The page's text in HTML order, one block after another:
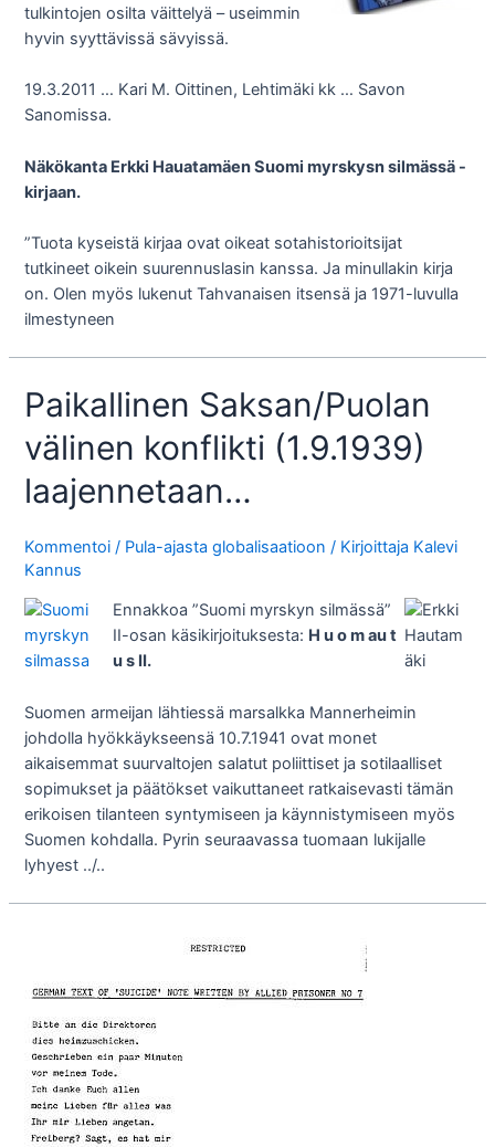
tulkintojen osilta väittelyä – useimmin
hyvin syyttävissä sävyissä.
19.3.2011 … Kari M. Oittinen, Lehtimäki kk … Savon
Sanomissa.
Näkökanta Erkki Hauatamäen Suomi myrskysn silmässä -
kirjaan.
”Tuota kyseistä kirjaa ovat oikeat sotahistorioitsijat
tutkineet oikein suurennuslasin kanssa. Ja minullakin kirja
on. Olen myös lukenut Tahvanaisen itsensä ja 1971-luvulla
ilmestyneen
Paikallinen Saksan/Puolan
välinen konflikti (1.9.1939)
laajennetaan…
Kommentoi / Pula-ajasta globalisaatioon / Kirjoittaja Kalevi
Kannus
Ennakkoa ”Suomi myrskyn silmässä”
II-osan käsikirjoituksesta: H u o m au t
u s II.
Suomen armeijan lähtiessä marsalkka Mannerheimin
johdolla hyökkäykseensä 10.7.1941 ovat monet
aikaisemmat suurvaltojen salatut poliittiset ja sotilaalliset
sopimukset ja päätökset vaikuttaneet ratkaisevasti tämän
erikoisen tilanteen syntymiseen ja käynnistymiseen myös
Suomen kohdalla. Pyrin seuraavassa tuomaan lukijalle
lyhyest ../..